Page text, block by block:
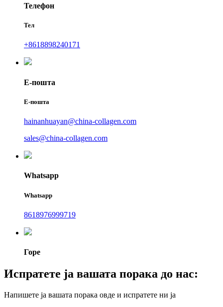
Телефон
Тел
+8618898240171
Е-пошта
Е-пошта
hainanhuayan@china-collagen.com
sales@china-collagen.com
Whatsapp
Whatsapp
8618976999719
Горе
Испратете ја вашата порака до нас:
Напишете ја вашата порака овде и испратете ни ја